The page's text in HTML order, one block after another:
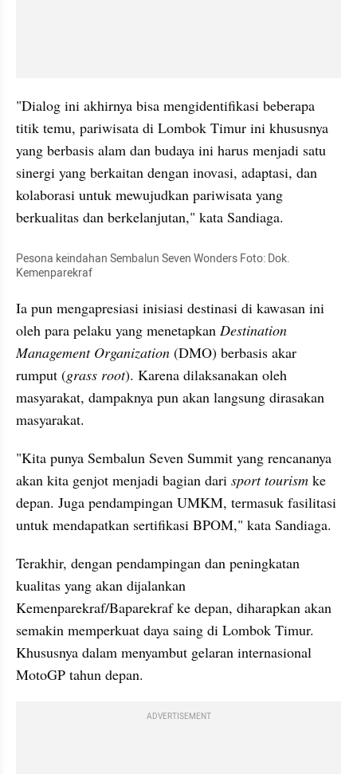
"Dialog ini akhirnya bisa mengidentifikasi beberapa
titik temu, pariwisata di Lombok Timur ini khususnya
yang berbasis alam dan budaya ini harus menjadi satu
sinergi yang berkaitan dengan inovasi, adaptasi, dan
kolaborasi untuk mewujudkan pariwisata yang
berkualitas dan berkelanjutan," kata Sandiaga.
Pesona keindahan Sembalun Seven Wonders Foto: Dok.
Kemenparekraf
Ia pun mengapresiasi inisiasi destinasi di kawasan ini
oleh para pelaku yang menetapkan Destination
Management Organization (DMO) berbasis akar
rumput (grass root). Karena dilaksanakan oleh
masyarakat, dampaknya pun akan langsung dirasakan
masyarakat.
"Kita punya Sembalun Seven Summit yang rencananya
akan kita genjot menjadi bagian dari sport tourism ke
depan. Juga pendampingan UMKM, termasuk fasilitasi
untuk mendapatkan sertifikasi BPOM," kata Sandiaga.
Terakhir, dengan pendampingan dan peningkatan
kualitas yang akan dijalankan
Kemenparekraf/Baparekraf ke depan, diharapkan akan
semakin memperkuat daya saing di Lombok Timur.
Khususnya dalam menyambut gelaran internasional
MotoGP tahun depan.
ADVERTISEMENT